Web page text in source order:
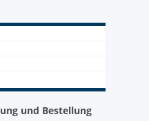
und Bestellung